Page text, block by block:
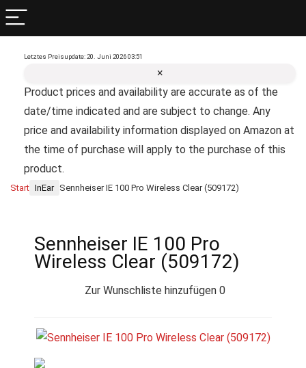
Letztes Preisupdate: 20. Juni 2026 03:51
×
Product prices and availability are accurate as of the
date/time indicated and are subject to change. Any
price and availability information displayed on Amazon at
the time of purchase will apply to the purchase of this
product.
Start InEar Sennheiser IE 100 Pro Wireless Clear (509172)
Sennheiser IE 100 Pro
Wireless Clear (509172)
Zur Wunschliste hinzufügen 0